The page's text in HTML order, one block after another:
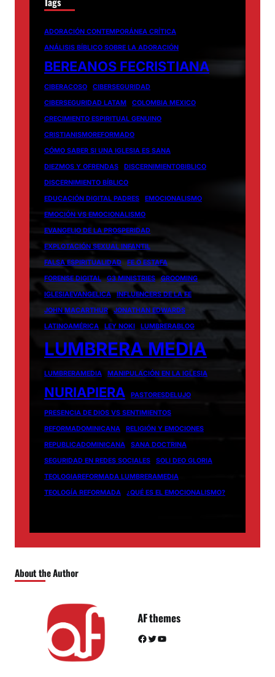
ADORACIÓN CONTEMPORÁNEA CRÍTICA
ANÁLISIS BÍBLICO SOBRE LA ADORACIÓN
BEREANOS FECRISTIANA
CIBERACOSO
CIBERSEGURIDAD
CIBERSEGURIDAD LATAM
COLOMBIA MEXICO
CRECIMIENTO ESPIRITUAL GENUINO
CRISTIANISMOREFORMADO
CÓMO SABER SI UNA IGLESIA ES SANA
DIEZMOS Y OFRENDAS
DISCERNIMIENTOBIBLICO
DISCERNIMIENTO BÍBLICO
EDUCACIÓN DIGITAL PADRES
EMOCIONALISMO
EMOCIÓN VS EMOCIONALISMO
EVANGELIO DE LA PROSPERIDAD
EXPLOTACIÓN SEXUAL INFANTIL
FALSA ESPIRITUALIDAD
FE O ESTAFA
FORENSE DIGITAL
G3 MINISTRIES
GROOMING
IGLESIAEVANGELICA
INFLUENCERS DE LA FE
JOHN MACARTHUR
JONATHAN EDWARDS
LATINOAMÉRICA
LEY NOKI LUMBRERABLOG
LUMBRERA MEDIA
LUMBRERAMEDIA MANIPULACIÓN EN LA IGLESIA
NURIAPIERA PASTORESDELUJO
PRESENCIA DE DIOS VS SENTIMIENTOS
REFORMADOMINICANA
RELIGIÓN Y EMOCIONES
REPUBLICADOMINICANA
SANA DOCTRINA
SEGURIDAD EN REDES SOCIALES
SOLI DEO GLORIA
TEOLOGIAREFORMADA LUMBRERAMEDIA
TEOLOGÍA REFORMADA
¿QUÉ ES EL EMOCIONALISMO?
About the Author
AF themes
Facebook Twitter YouTube